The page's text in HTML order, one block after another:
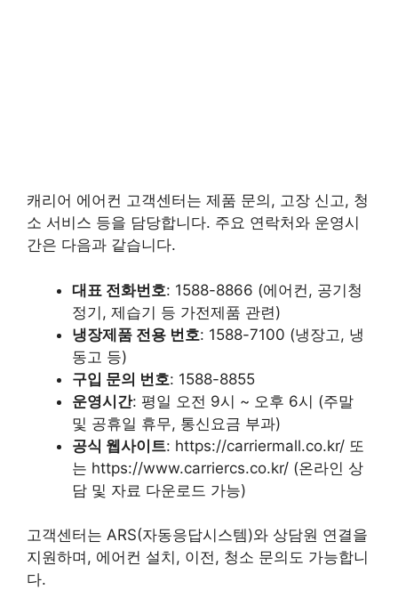
캐리어 에어컨 고객센터는 제품 문의, 고장 신고, 청
소 서비스 등을 담당합니다. 주요 연락처와 운영시
간은 다음과 같습니다.
대표 전화번호: 1588-8866 (에어컨, 공기청
정기, 제습기 등 가전제품 관련)
냉장제품 전용 번호: 1588-7100 (냉장고, 냉
동고 등)
구입 문의 번호: 1588-8855
운영시간: 평일 오전 9시 ~ 오후 6시 (주말
및 공휴일 휴무, 통신요금 부과)
공식 웹사이트: https://carriermall.co.kr/ 또
는 https://www.carriercs.co.kr/ (온라인 상
담 및 자료 다운로드 가능)
고객센터는 ARS(자동응답시스템)와 상담원 연결을
지원하며, 에어컨 설치, 이전, 청소 문의도 가능합니
다.